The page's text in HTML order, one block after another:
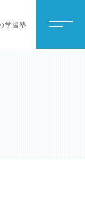
学習塾